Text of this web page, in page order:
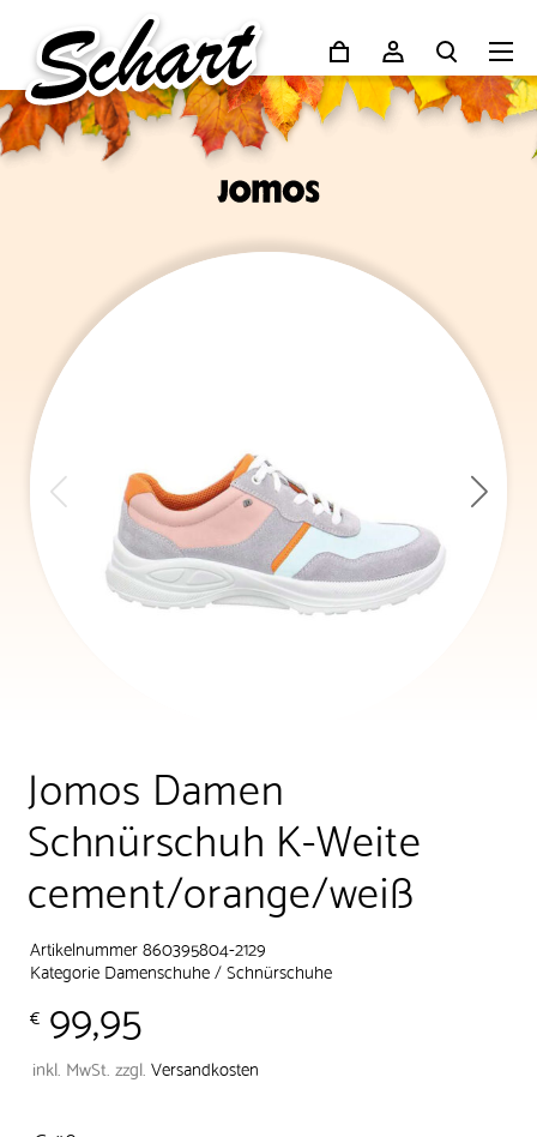
Jomos Damen
Schnürschuh K-Weite
cement/orange/weiß
Artikelnummer 860395804-2129
KategorieDamenschuhe/Schnürschuhe
€ 99,95
inkl. MwSt.zzgl.Versandkosten